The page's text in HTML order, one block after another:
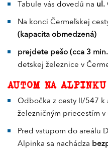
Tabule vás dovedú na ul.
Na konci Čermeľskej
(kapacita obmedzená)
prejdete pešo (cca 3
detskej železnice v
AUTOM NA ALPINKU
Odbočka z cesty II/547 k
železničným priecestím v
Pred vstupom do areálu
Alpinka sa nachádza